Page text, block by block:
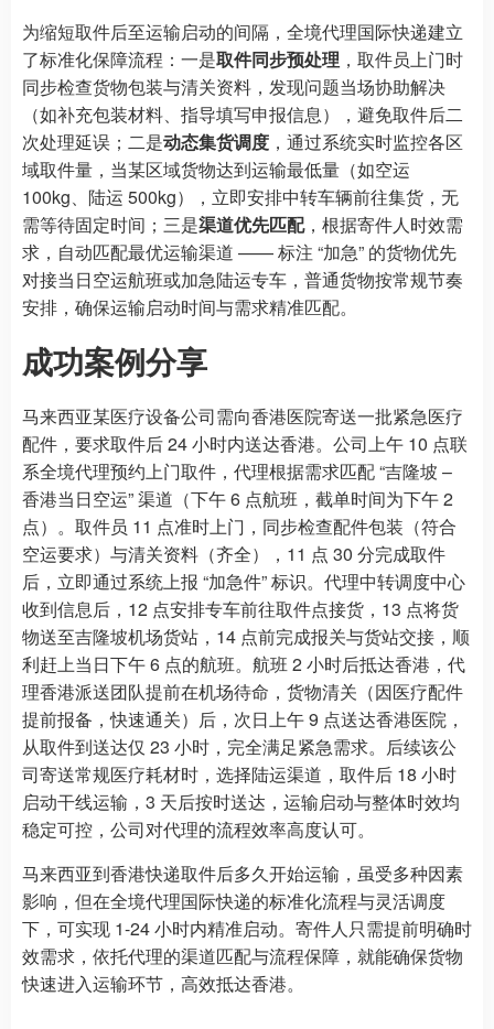
为缩短取件后至运输启动的间隔，全境代理国际快递建立
了标准化保障流程：一是取件同步预处理 ，取件员上门时
同步检查货物包装与清关资料，发现问题当场协助解决
（如补充包装材料、指导填写申报信息），避免取件后二
次处理延误；二是动态集货调度 ，通过系统实时监控各区
域取件量，当某区域货物达到运输最低量（如空运
100kg、陆运 500kg），立即安排中转车辆前往集货，无
需等待固定时间；三是渠道优先匹配，根据寄件人时效需
求，自动匹配最优运输渠道 —— 标注 “加急” 的货物优先
对接当日空运航班或加急陆运专车，普通货物按常规节奏
安排，确保运输启动时间与需求精准匹配。
成功案例分享
马来西亚某医疗设备公司需向香港医院寄送一批紧急医疗
配件，要求取件后 24 小时内送达香港。公司上午 10 点联
系全境代理预约上门取件，代理根据需求匹配 “吉隆坡 –
香港当日空运” 渠道（下午 6 点航班，截单时间为下午 2
点）。取件员 11 点准时上门，同步检查配件包装（符合
空运要求）与清关资料（齐全），11 点 30 分完成取件
后，立即通过系统上报 “加急件” 标识。代理中转调度中心
收到信息后，12 点安排专车前往取件点接货，13 点将货
物送至吉隆坡机场货站，14 点前完成报关与货站交接，顺
利赶上当日下午 6 点的航班。航班 2 小时后抵达香港，代
理香港派送团队提前在机场待命，货物清关（因医疗配件
提前报备，快速通关）后，次日上午 9 点送达香港医院，
从取件到送达仅 23 小时，完全满足紧急需求。后续该公
司寄送常规医疗耗材时，选择陆运渠道，取件后 18 小时
启动干线运输，3 天后按时送达，运输启动与整体时效均
稳定可控，公司对代理的流程效率高度认可。
马来西亚到香港快递取件后多久开始运输，虽受多种因素
影响，但在全境代理国际快递的标准化流程与灵活调度
下，可实现 1-24 小时内精准启动。寄件人只需提前明确时
效需求，依托代理的渠道匹配与流程保障，就能确保货物
快速进入运输环节，高效抵达香港。